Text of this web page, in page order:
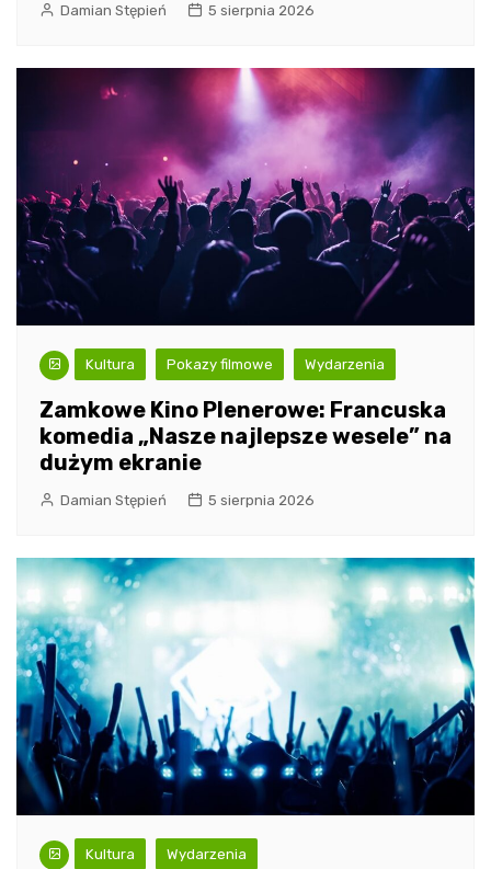
Damian Stępień 5 sierpnia 2026
Kultura Pokazy filmowe Wydarzenia
Zamkowe Kino Plenerowe: Francuska
komedia „Nasze najlepsze wesele” na
dużym ekranie
Damian Stępień 5 sierpnia 2026
Kultura Wydarzenia